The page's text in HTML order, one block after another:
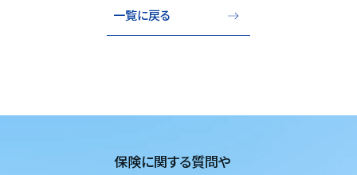
一覧に戻る
保険に関する質問や